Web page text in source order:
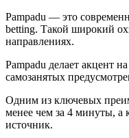
Pampadu — это
betting. Такой широкий
направлениях.
Pampadu делает акцент
самозанятых
Одним из ключевых
менее чем за 4 минуты, а
источник.